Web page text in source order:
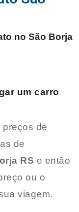
no São Borja
um carro
de
de
RS e então
ou o
viagem.